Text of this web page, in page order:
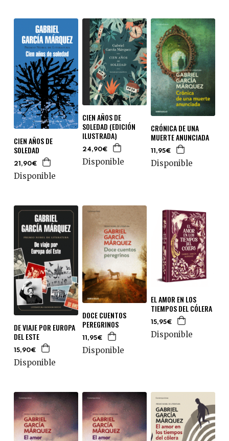
CIEN AÑOS DE
SOLEDAD
21,90€
Disponible
CIEN AÑOS DE
SOLEDAD (EDICIÓN
ILUSTRADA)
24,90€
Disponible
CRÓNICA DE UNA
MUERTE ANUNCIADA
11,95€
Disponible
DE VIAJE POR EUROPA
DEL ESTE
15,90€
Disponible
DOCE CUENTOS
PEREGRINOS
11,95€
Disponible
EL AMOR EN LOS
TIEMPOS DEL CÓLERA
15,95€
Disponible